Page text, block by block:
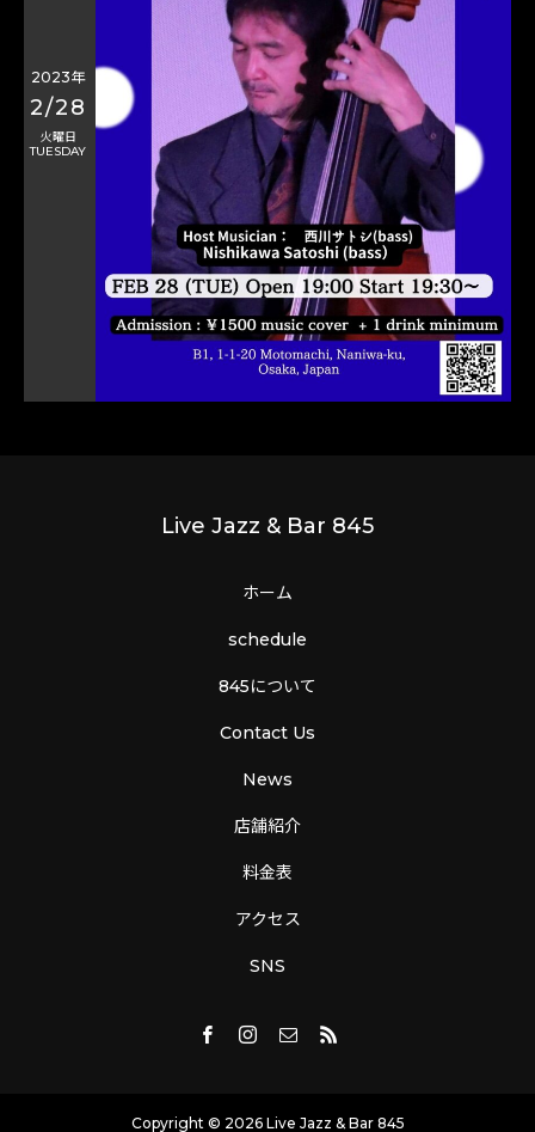
2023年
2/28
火曜日
TUESDAY
Live Jazz & Bar 845
ホーム
schedule
845について
Contact Us
News
店舗紹介
料金表
アクセス
SNS
Copyright © 2026 Live Jazz & Bar 845